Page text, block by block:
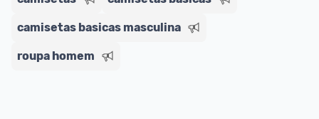
camisetas basicas masculina
roupa homem